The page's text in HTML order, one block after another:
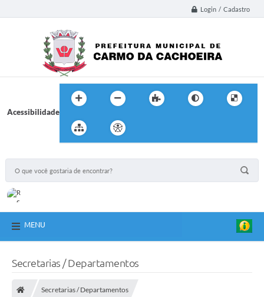
Login / Cadastro
Acessibilidade
MENU
Secretarias / Departamentos
Secretarias / Departamentos